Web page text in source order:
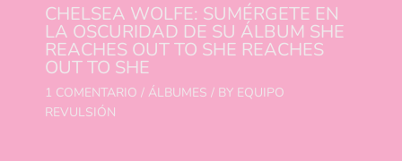
CHELSEA WOLFE: SUMÉRGETE EN
LA OSCURIDAD DE SU ÁLBUM SHE
REACHES OUT TO SHE REACHES
OUT TO SHE
1 COMENTARIO / ÁLBUMES / BY EQUIPO
REVULSIÓN